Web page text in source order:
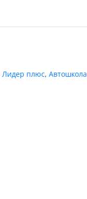
Лидер плюс, Автошкола